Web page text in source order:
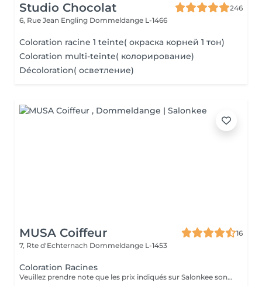
Studio Chocolat
246
6, Rue Jean Engling Dommeldange L-1466
Coloration racine 1 teinte( окраска корней 1 тон)
Coloration multi-teinte( колорирование)
Décoloration( осветление)
MUSA Coiffeur
16
7, Rte d'Echternach Dommeldange L-1453
Coloration Racines
Veuillez prendre note que les prix indiqués sur Salonkee sont communiqués à titre informatif et s'entendent de base. Ces derniers sont susceptibles de varier selon le diagnostic réalisé à votre arrivée au salon et l'expertise du professionnel à qui vous confiez votre beauté. Dans tous les cas, un devis précis vous sera proposé et toutes réalisations de prestations seront effectuées avec votre accord. Un grand merci d'avance pour votre compréhension. Au plaisir de vous recevoir très vite.